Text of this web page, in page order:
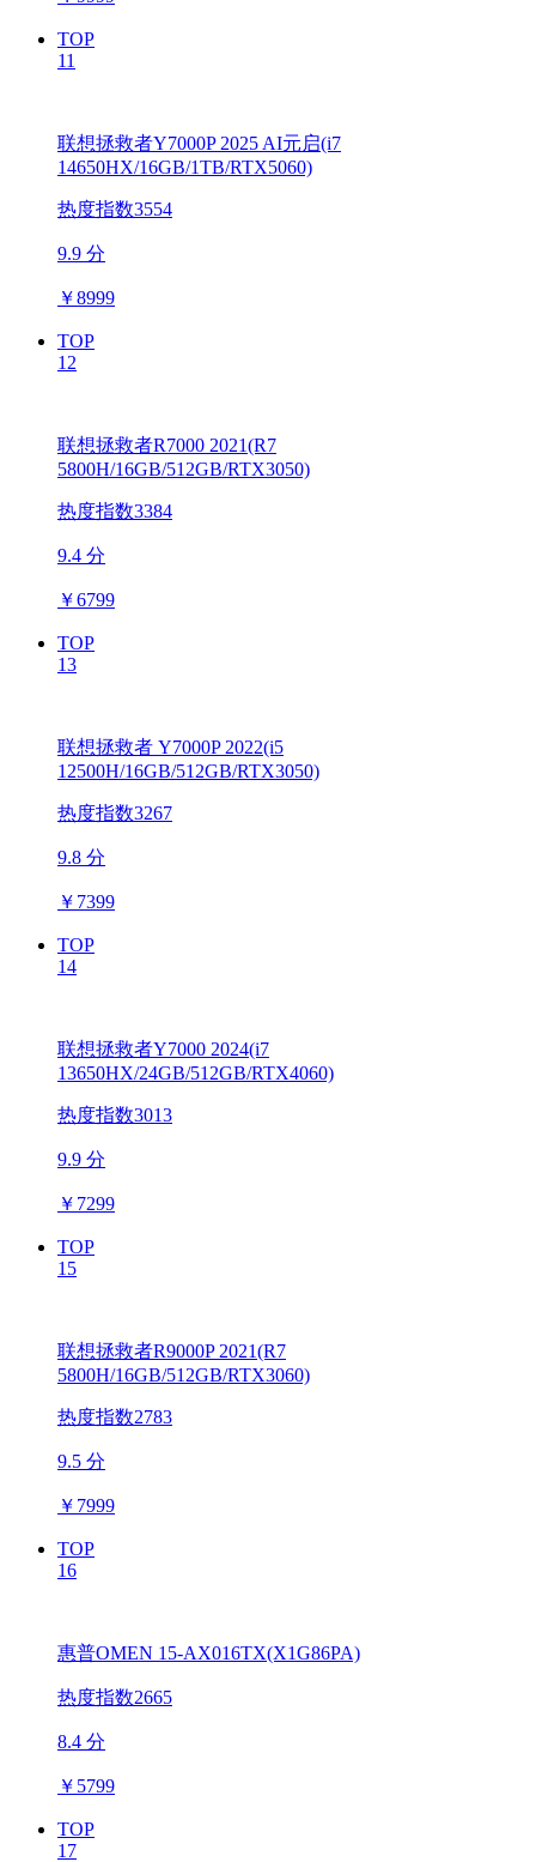
TOP
11
联想拯救者Y7000P 2025 AI元启(i7
14650HX/16GB/1TB/RTX5060)
热度指数3554
9.9 分
￥8999
TOP
12
联想拯救者R7000 2021(R7
5800H/16GB/512GB/RTX3050)
热度指数3384
9.4 分
￥6799
TOP
13
联想拯救者 Y7000P 2022(i5
12500H/16GB/512GB/RTX3050)
热度指数3267
9.8 分
￥ 7399
TOP
14
联想拯救者Y7000 2024(i7
13650HX/24GB/512GB/RTX4060)
热度指数3013
9.9 分
￥ 7299
TOP
15
联想拯救者R9000P 2021(R7
5800H/16GB/512GB/RTX3060)
热度指数2783
9.5 分
￥ 7999
TOP
16
惠普OMEN 15-AX016TX(X1G86PA)
热度指数2665
8.4 分
￥ 5799
TOP
17